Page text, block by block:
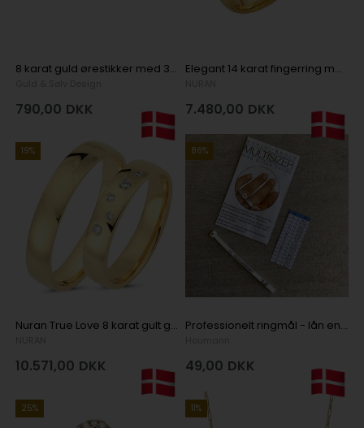
8 karat guld ørestikker med 3 mm zirkonia, Ø 4 mm
790,00 DKK
Elegant 14 karat fingerring med 0,03 ct diamanter i hjerte
7.480,00 DKK
19%
Nuran True Love 8 karat gult guld Vielsesringe med 0,06 ct diamanter wesselton si
10.571,00 DKK
86%
Professionelt ringmål - lån en gratis fingermåler
49,00 DKK
25% 11%